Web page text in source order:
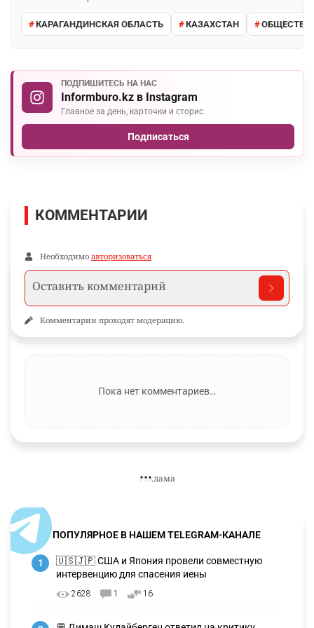
КАРАГАНДИНСКАЯ ОБЛАСТЬ КАЗАХСТАН ОБЩЕСТВО
ПОДПИШИТЕСЬ НА НАС
Informburo.kz в Instagram
Главное за день, карточки и сторис.
Подписаться
КОММЕНТАРИИ
Необходимо авторизоваться
Комментарии проходят модерацию.
Пока нет комментариев…
ПОПУЛЯРНОЕ В НАШЕМ TELEGRAM-КАНАЛЕ
1
🇺🇸🇯🇵 США и Япония провели совместную
интервенцию для спасения иены
2628 1 16